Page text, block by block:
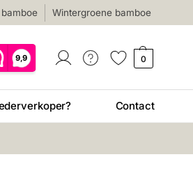
Wintergroene bamboe
0
Contact